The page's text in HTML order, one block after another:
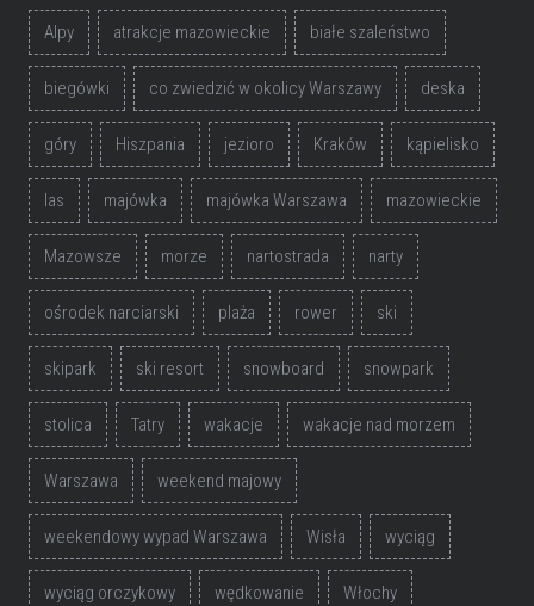
Alpy atrakcje mazowieckie białe szaleństwo
biegówki co zwiedzić w okolicy Warszawy deska
góry Hiszpania jezioro Kraków kąpielisko
las majówka majówka Warszawa mazowieckie
Mazowsze morze nartostrada narty
ośrodek narciarski plaża rower ski
skipark ski resort snowboard snowpark
stolica Tatry wakacje wakacje nad morzem
Warszawa weekend majowy
weekendowy wypad Warszawa Wisła wyciąg
wyciąg orczykowy wędkowanie Włochy